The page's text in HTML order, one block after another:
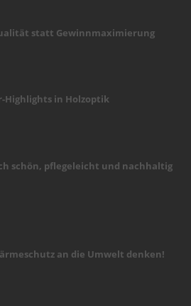
statt Gewinnmaximierung
Highlights in Holzoptik
schön, pflegeleicht und nachhaltig
an die Umwelt denken!